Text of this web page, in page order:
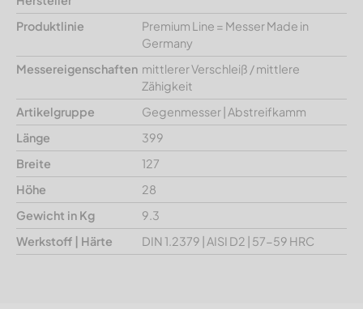
Produktlinie
Premium Line = Messer Made in
Germany
Messereigenschaften mittlerer Verschleiß / mittlere
Zähigkeit
Artikelgruppe
Gegenmesser | Abstreifkamm
Länge
399
Breite
127
Höhe
28
Gewicht in Kg
9.3
Werkstoff | Härte
DIN 1.2379 | AISI D2 | 57-59 HRC